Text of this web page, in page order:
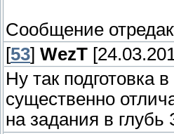
Сообщение
[53] WezT
Ну так подготовка
существенно
на задания в